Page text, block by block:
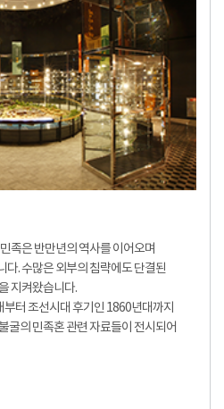
족은 반만년의 역사를 이어오며
. 수많은 외부의 침략에도 단결된
지켜왔습니다.
부터 조선시대 후기인 1860년대까지
굴의 민족혼 관련 자료들이 전시되어